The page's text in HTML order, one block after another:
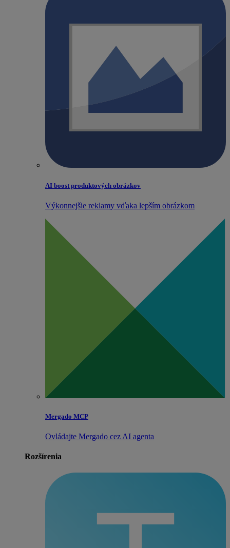
AI boost produktových obrázkov
Výkonnejšie reklamy vďaka lepším obrázkom
Mergado MCP
Ovládajte Mergado cez AI agenta
Rozšírenia